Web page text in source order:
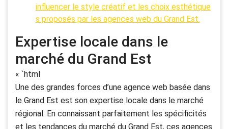
influencer le style créatif et les choix esthétique
s proposés par les agences web du Grand Est.
Expertise locale dans le
marché du Grand Est
« `html
Une des grandes forces d’une agence web basée dans
le Grand Est est son expertise locale dans le marché
régional. En connaissant parfaitement les spécificités
et les tendances du marché du Grand Est, ces agences